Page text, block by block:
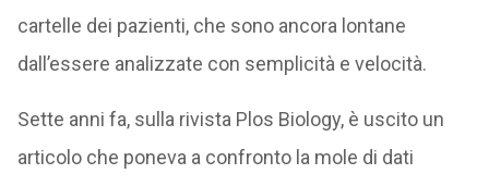
cartelle dei pazienti, che sono ancora lontane
dall’essere analizzate con semplicità e velocità.
Sette anni fa, sulla rivista Plos Biology, è uscito un
articolo che poneva a confronto la mole di dati